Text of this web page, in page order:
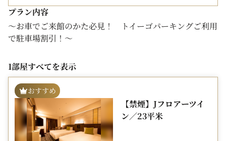
プラン内容
～お車でご来館のかた必見！ トイーゴパーキングご利用
で駐車場割引！～
・トイーゴパーキングご利用限定 通常1000円⇒800円で
入庫から24時間ご利用可能
（立体駐車場）駐車可能台数 430台 ホテルより徒歩2
分
TOiGO(トイーゴ）パーキングの
1部屋すべてを表示
おすすめ
【禁煙】Jフロアーツイ
ン／23平米